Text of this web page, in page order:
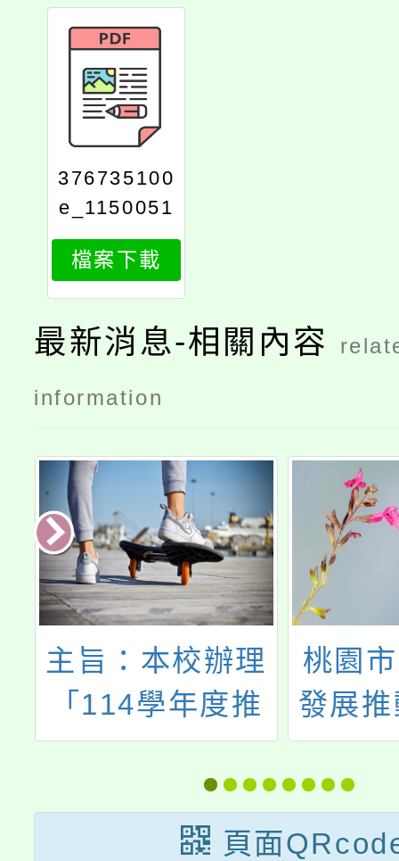
376735100
e_1150051
523_attach
1
檔案下載
最新消息-相關內容
information
主旨：本校辦理
「114學年度推
動書法教育整體
計畫—子計畫
二：設置書法教
桃園
發展
育及
育教
頁面